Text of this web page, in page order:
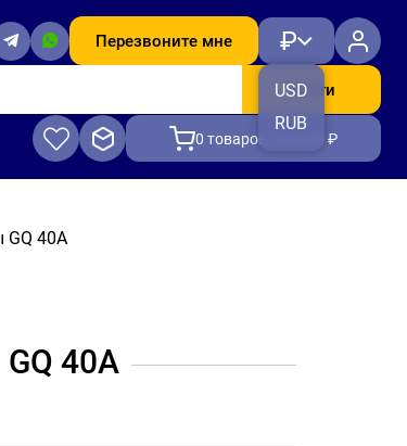
Перезвоните мне ₽
USD
RUB
Найти
0 товаров, на 0.00 ₽
GQ 40A
40A